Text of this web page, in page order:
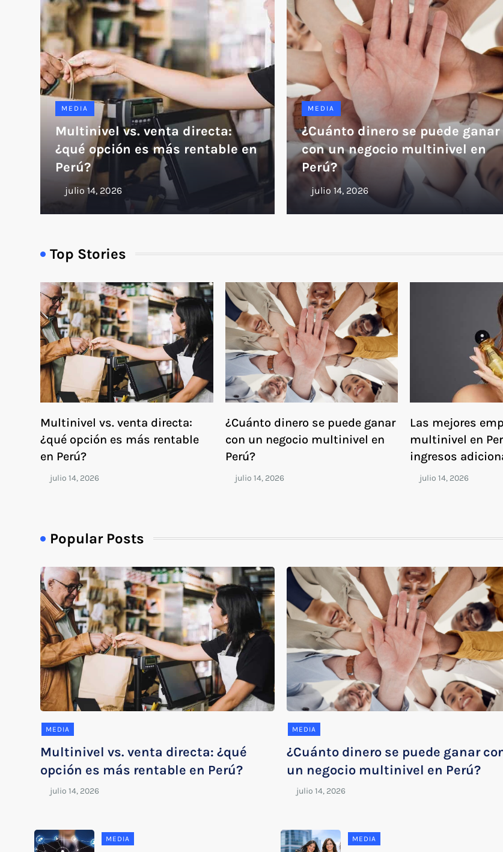
MEDIA
Multinivel vs. venta directa:
¿qué opción es más rentable en
Perú?
MEDIA
¿Cuánto dinero se puede ganar
con un negocio multinivel en
Perú?
Top Stories
Multinivel vs. venta directa:
¿qué opción es más rentable
en Perú?
¿Cuánto dinero se puede ganar
con un negocio multinivel en
Perú?
Las mejores
multinivel en
ingresos
Popular Posts
MEDIA
Multinivel vs. venta directa: ¿qué
opción es más rentable en Perú?
MEDIA
¿Cuánto dinero se puede ganar
un negocio multinivel en Perú?
MEDIA MEDIA